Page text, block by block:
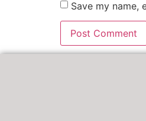
Save my name,